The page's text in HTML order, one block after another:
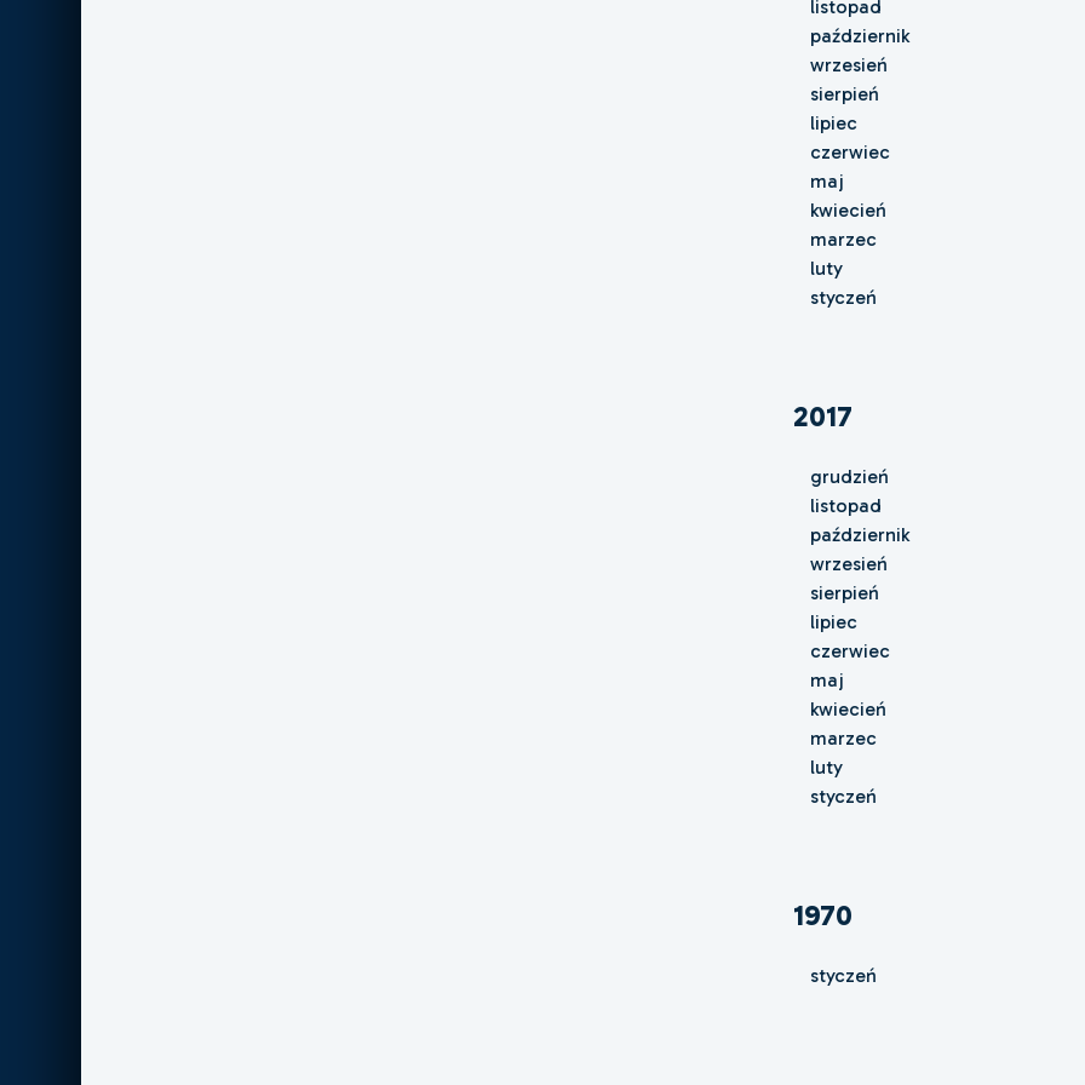
listopad
październik
wrzesień
sierpień
lipiec
czerwiec
maj
kwiecień
marzec
luty
styczeń
2017
grudzień
listopad
październik
wrzesień
sierpień
lipiec
czerwiec
maj
kwiecień
marzec
luty
styczeń
1970
styczeń